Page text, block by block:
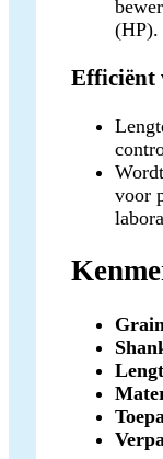
(HP).
Efficiënt
voor